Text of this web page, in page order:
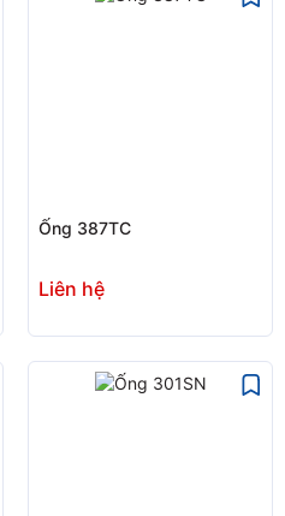
Ống 387TC
Liên hệ